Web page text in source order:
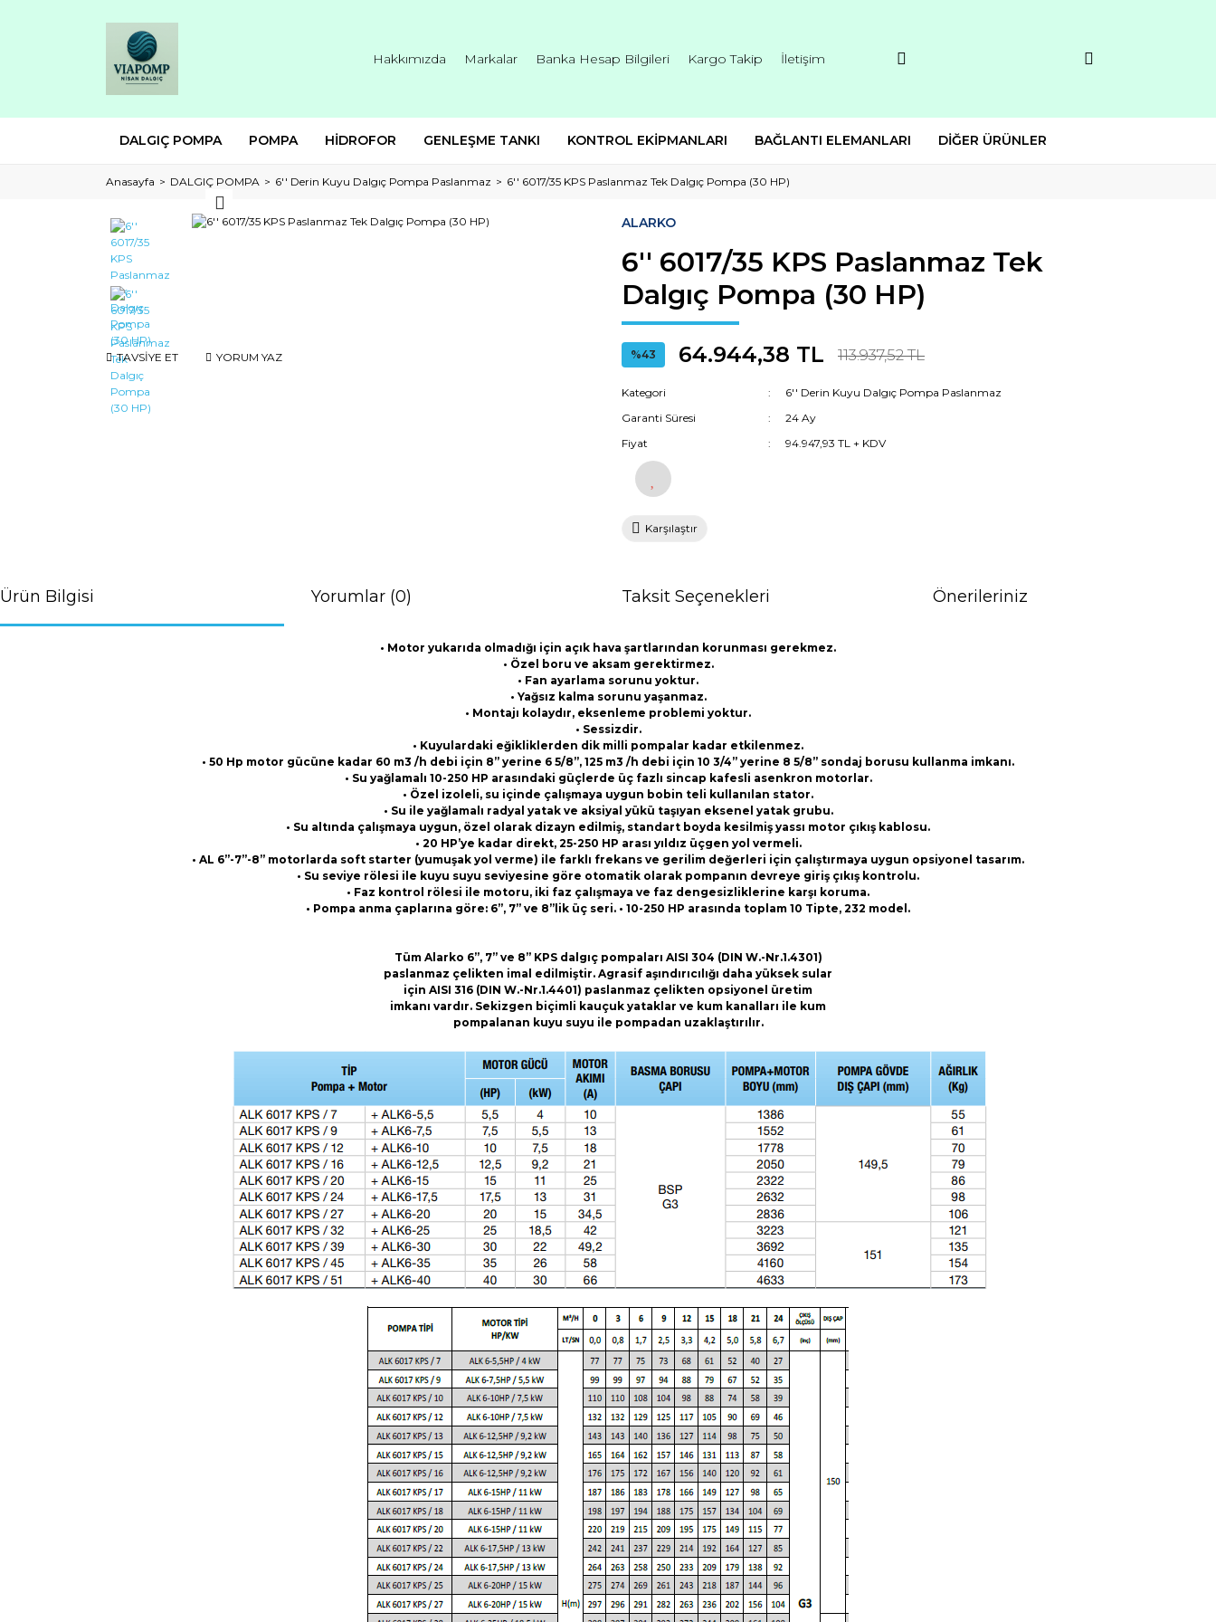
Hakkımızda Markalar Banka Hesap Bilgileri Kargo Takip İletişim
DALGIÇ POMPA POMPA HİDROFOR GENLEŞME TANKI KONTROL EKİPMANLARI BAĞLANTI ELEMANLARI DİĞER ÜRÜNLER
Anasayfa DALGIÇ POMPA 6'' Derin Kuyu Dalgıç Pompa Paslanmaz 6'' 6017/35 KPS Paslanmaz Tek Dalgıç Pompa (30 HP)
TAVSİYE ET YORUM YAZ
ALARKO
6'' 6017/35 KPS Paslanmaz Tek
Dalgıç Pompa (30 HP)
%43 64.944,38 TL 113.937,52 TL
Kategori
6'' Derin Kuyu Dalgıç Pompa Paslanmaz
Garanti Süresi
24 Ay
Fiyat
94.947,93 TL + KDV
Karşılaştır
Ürün Bilgisi Yorumlar (0) Taksit Seçenekleri Önerileriniz
• Motor yukarıda olmadığı için açık hava şartlarından korunması gerekmez.
• Özel boru ve aksam gerektirmez.
• Fan ayarlama sorunu yoktur.
• Yağsız kalma sorunu yaşanmaz.
• Montajı kolaydır, eksenleme problemi yoktur.
• Sessizdir.
• Kuyulardaki eğikliklerden dik milli pompalar kadar etkilenmez.
• 50 Hp motor gücüne kadar 60 m3 /h debi için 8” yerine 6 5/8”, 125 m3 /h debi için 10 3/4” yerine 8 5/8” sondaj borusu kullanma imkanı.
• Su yağlamalı 10-250 HP arasındaki güçlerde üç fazlı sincap kafesli asenkron motorlar.
• Özel izoleli, su içinde çalışmaya uygun bobin teli kullanılan stator.
• Su ile yağlamalı radyal yatak ve aksiyal yükü taşıyan eksenel yatak grubu.
• Su altında çalışmaya uygun, özel olarak dizayn edilmiş, standart boyda kesilmiş yassı motor çıkış kablosu.
• 20 HP’ye kadar direkt, 25-250 HP arası yıldız üçgen yol vermeli.
• AL 6”-7”-8” motorlarda soft starter (yumuşak yol verme) ile farklı frekans ve gerilim değerleri için çalıştırmaya uygun opsiyonel tasarım.
• Su seviye rölesi ile kuyu suyu seviyesine göre otomatik olarak pompanın devreye giriş çıkış kontrolu.
• Faz kontrol rölesi ile motoru, iki faz çalışmaya ve faz dengesizliklerine karşı koruma.
• Pompa anma çaplarına göre: 6”, 7” ve 8”lik üç seri. • 10-250 HP arasında toplam 10 Tipte, 232 model .
Tüm Alarko 6”, 7” ve 8” KPS dalgıç pompaları AISI 304 (DIN W.-Nr.1.4301)
paslanmaz çelikten imal edilmiştir. Agrasif aşındırıcılığı daha yüksek sular
için AISI 316 (DIN W.-Nr.1.4401) paslanmaz çelikten opsiyonel üretim
imkanı vardır. Sekizgen biçimli kauçuk yataklar ve kum kanalları ile kum
pompalanan kuyu suyu ile pompadan uzaklaştırılır.